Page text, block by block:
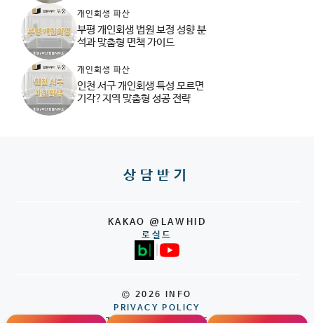
개인회생 파산
부평 개인회생 법원 보정 성향 분
석과 맞춤형 면책 가이드
개인회생 파산
인천 서구 개인회생 특성 모르면
기각?지역 맞춤형 성공 전략
상담받기
KAKAO @LAWHID
로실드
© 2026 INFO
PRIVACY POLICY